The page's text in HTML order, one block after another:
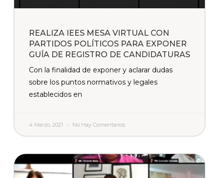
REALIZA IEES MESA VIRTUAL CON
PARTIDOS POLÍTICOS PARA EXPONER
GUÍA DE REGISTRO DE CANDIDATURAS
Con la finalidad de exponer y aclarar dudas
sobre los puntos normativos y legales
establecidos en
4 Marzo, 2021 No Hay Comentarios